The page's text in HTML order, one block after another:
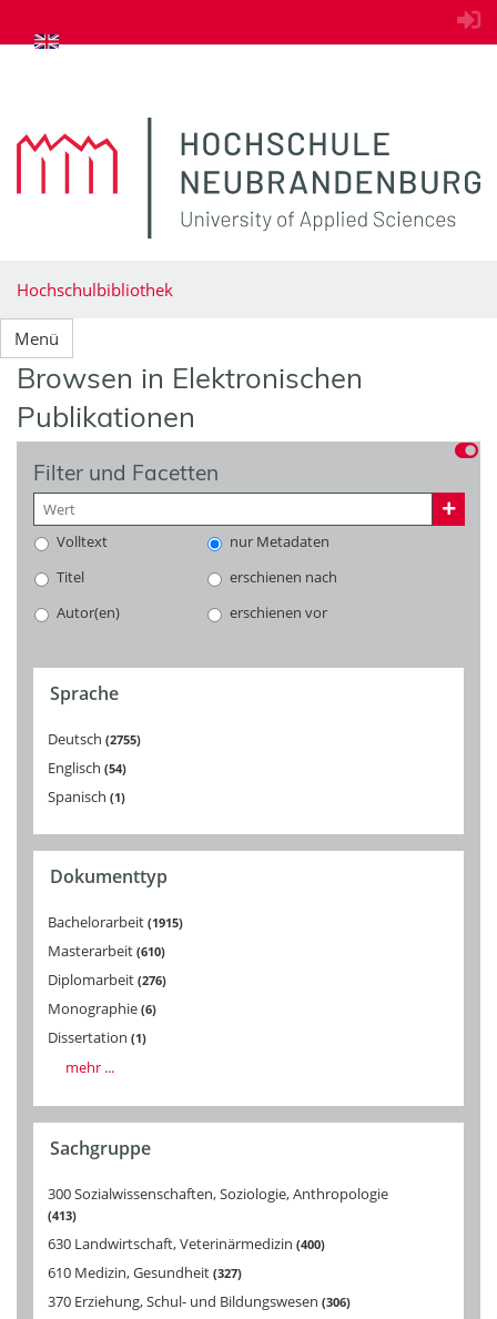
zum Inhalt springen
Hochschulbibliothek
Menü
Browsen in Elektronischen
Publikationen
Filter und Facetten
Volltext
nur Metadaten
Titel
erschienen nach
Autor(en)
erschienen vor
Sprache
Deutsch 2755
Englisch 54
Spanisch 1
Dokumenttyp
Bachelorarbeit 1915
Masterarbeit 610
Diplomarbeit 276
Monographie 6
Dissertation 1
mehr ...
Sachgruppe
300 Sozialwissenschaften, Soziologie, Anthropologie
413
630 Landwirtschaft, Veterinärmedizin 400
610 Medizin, Gesundheit 327
370 Erziehung, Schul- und Bildungswesen 306